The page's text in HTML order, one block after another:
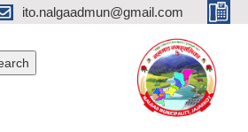
ito.nalgaadmun@gmail.com